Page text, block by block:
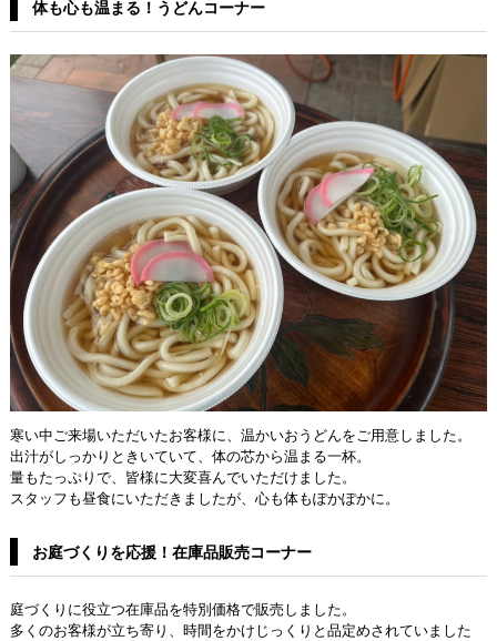
体も心も温まる！うどんコーナー
寒い中ご来場いただいたお客様に、温かいおうどんをご用意しました。
出汁がしっかりときいていて、体の芯から温まる一杯。
量もたっぷりで、皆様に大変喜んでいただけました。
スタッフも昼食にいただきましたが、心も体もぽかぽかに。
お庭づくりを応援！在庫品販売コーナー
庭づくりに役立つ在庫品を特別価格で販売しました。
多くのお客様が立ち寄り、時間をかけじっくりと品定めされていました